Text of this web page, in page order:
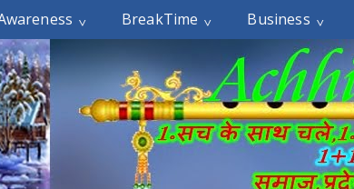
BreakTime Business